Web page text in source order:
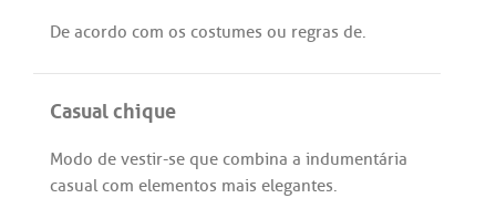
De acordo com os costumes ou regras de.
Casual chique
Modo de vestir-se que combina a indumentária
casual com elementos mais elegantes.